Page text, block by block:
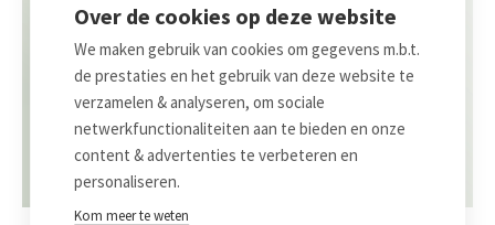
Over de cookies op deze website
We maken gebruik van cookies om gegevens m.b.t.
de prestaties en het gebruik van deze website te
verzamelen & analyseren, om sociale
netwerkfunctionaliteiten aan te bieden en onze
content & advertenties te verbeteren en
personaliseren.
Kom meer te weten